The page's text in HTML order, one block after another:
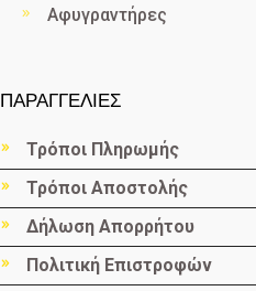
Αφυγραντήρες
ΠΑΡΑΓΓΕΛΙΕΣ
Τρόποι Πληρωμής
Τρόποι Αποστολής
Δήλωση Απορρήτου
Πολιτική Επιστροφών